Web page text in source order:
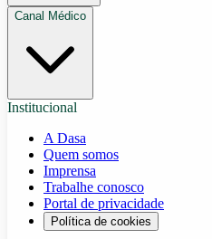
Canal Médico
Institucional
A Dasa
Quem somos
Imprensa
Trabalhe conosco
Portal de privacidade
Política de cookies